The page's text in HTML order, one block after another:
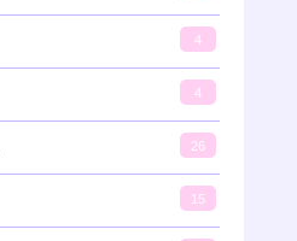
4
4
26
15